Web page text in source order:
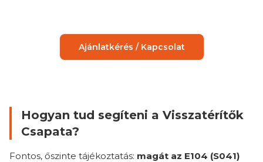
Ajánlatkérés / Kapcsolat
Hogyan tud segíteni a Visszatérítők
Csapata?
Fontos, őszinte tájékoztatás: magát az E104 (S041)